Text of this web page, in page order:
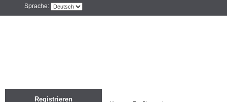
Sprache:
Registrieren